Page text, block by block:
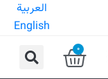
العربية
English
0